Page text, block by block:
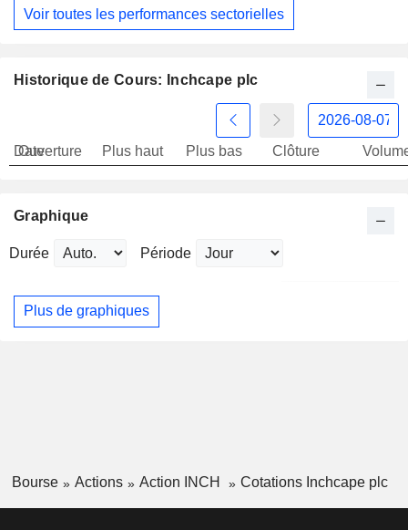
Voir toutes les performances sectorielles
Historique de Cours: Inchcape plc
Date
Ouverture Plus haut Plus bas Clôture
Graphique
Durée Période
Plus de graphiques
Bourse Actions Action INCH Cotations Inchcape plc